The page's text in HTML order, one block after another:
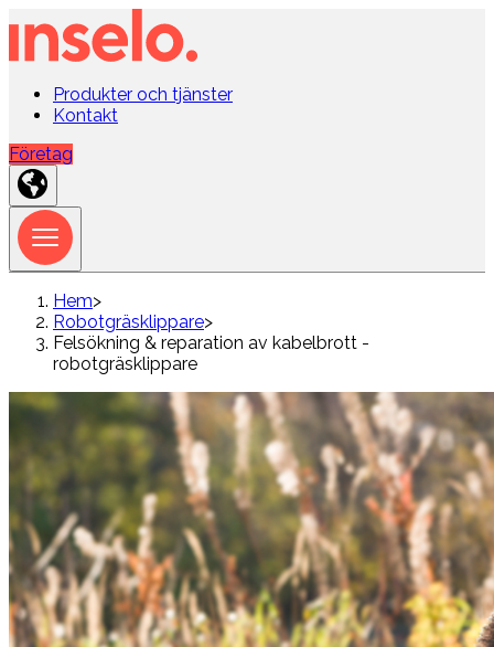
Produkter och tjänster
Kontakt
Företag
Hem>
Robotgräsklippare>
Felsökning & reparation av kabelbrott -
robotgräsklippare